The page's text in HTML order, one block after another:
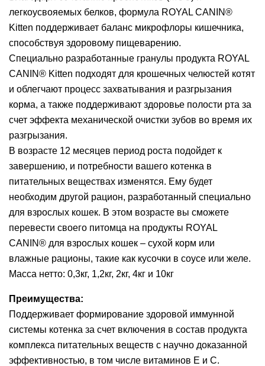
легкоусвояемых белков, формула ROYAL CANIN®
Kitten поддерживает баланс микрофлоры кишечника,
способствуя здоровому пищеварению.
Специально разработанные гранулы продукта ROYAL
CANIN® Kitten подходят для крошечных челюстей котят
и облегчают процесс захватывания и разгрызания
корма, а также поддерживают здоровье полости рта за
счет эффекта механической очистки зубов во время их
разгрызания.
В возрасте 12 месяцев период роста подойдет к
завершению, и потребности вашего котенка в
питательных веществах изменятся. Ему будет
необходим другой рацион, разработанный специально
для взрослых кошек. В этом возрасте вы сможете
перевести своего питомца на продукты ROYAL
CANIN® для взрослых кошек – сухой корм или
влажные рационы, такие как кусочки в соусе или желе.
Масса нетто: 0,3кг, 1,2кг, 2кг, 4кг и 10кг
Преимущества:
Поддерживает формирование здоровой иммунной
системы котенка за счет включения в состав продукта
комплекса питательных веществ с научно доказанной
эффективностью, в том числе витаминов E и C.